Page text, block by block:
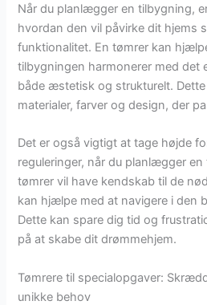
Når du planlægger en tilbygning,
hvordan den vil påvirke dit hjems
funktionalitet. En tømrer kan
tilbygningen harmonerer med det
både æstetisk og strukturelt.
materialer, farver og design, der
Det er også vigtigt at tage højde
reguleringer, når du planlægger
tømrer vil have kendskab til de
kan hjælpe med at navigere i den
Dette kan spare dig tid og
på at skabe dit drømmehjem.
Tømrere til specialopgaver:
unikke behov